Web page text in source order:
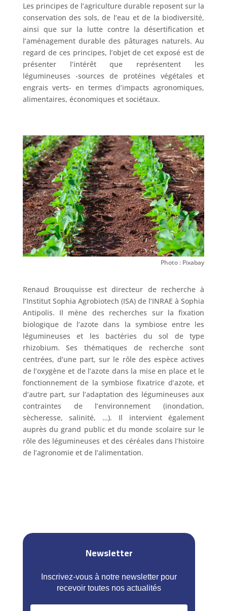
Les principes de l’agriculture durable reposent sur la
conservation des sols, de l’eau et de la biodiversité,
ainsi que sur la lutte contre la désertification et
l’aménagement durable des pâturages naturels. Au
regard de ces principes, l’objet de cet exposé est de
présenter l’intérêt que représentent les
légumineuses -sources de protéines végétales et
engrais verts- en termes d’impacts agronomiques,
alimentaires, économiques et sociétaux.
Photo : Pixabay
Renaud Brouquisse est directeur de recherche à
l’Institut Sophia Agrobiotech (ISA) de l’INRAE à Sophia
Antipolis. Il mène des recherches sur la fixation
biologique de l’azote dans la symbiose entre les
légumineuses et les bactéries du sol de type
rhizobium. Ses thématiques de recherche sont
centrées, d’une part, sur le rôle des espèce actives
de l’oxygène et de l’azote dans la mise en place et le
fonctionnement de la symbiose fixatrice d’azote, et
d’autre part, sur l’adaptation des légumineuses aux
contraintes de l’environnement (inondation,
sècheresse, salinité, …). Il intervient également
auprès du grand public et du monde scolaire sur le
rôle des légumineuses et des céréales dans l’histoire
de l’agronomie et de l’alimentation.
Newsletter
Inscrivez-vous à notre newsletter pour
recevoir toutes nos actualités